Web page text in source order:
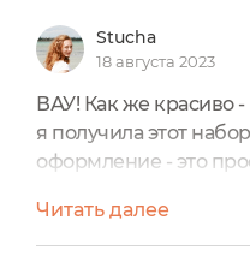
Stucha
18 августа 2023
ВАУ! Как же красиво
я получила этот
оформление - это
рассматриванием
не меньше! Хочется
Читать далее